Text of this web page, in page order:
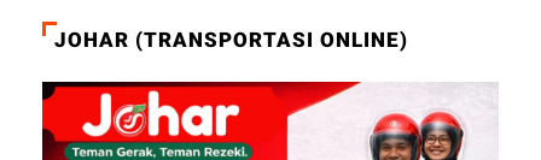
JOHAR (TRANSPORTASI ONLINE)